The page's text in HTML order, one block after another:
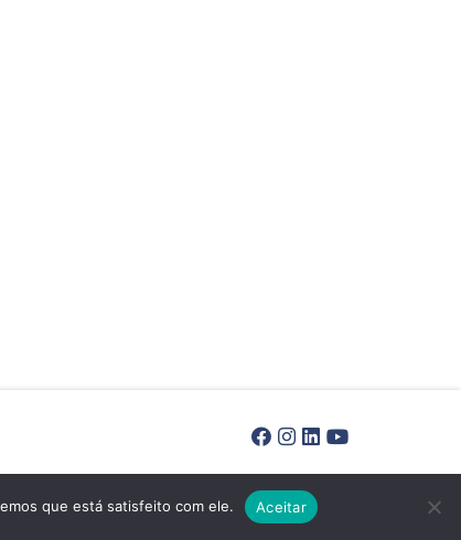
que está satisfeito com ele. Aceitar